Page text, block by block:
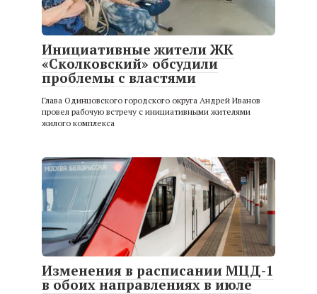
Инициативные жители ЖК
«Сколковский» обсудили
проблемы с властями
Глава Одинцовского городского округа Андрей Иванов
провел рабочую встречу с инициативными жителями
жилого комплекса
Изменения в расписании МЦД-1
в обоих направлениях в июле